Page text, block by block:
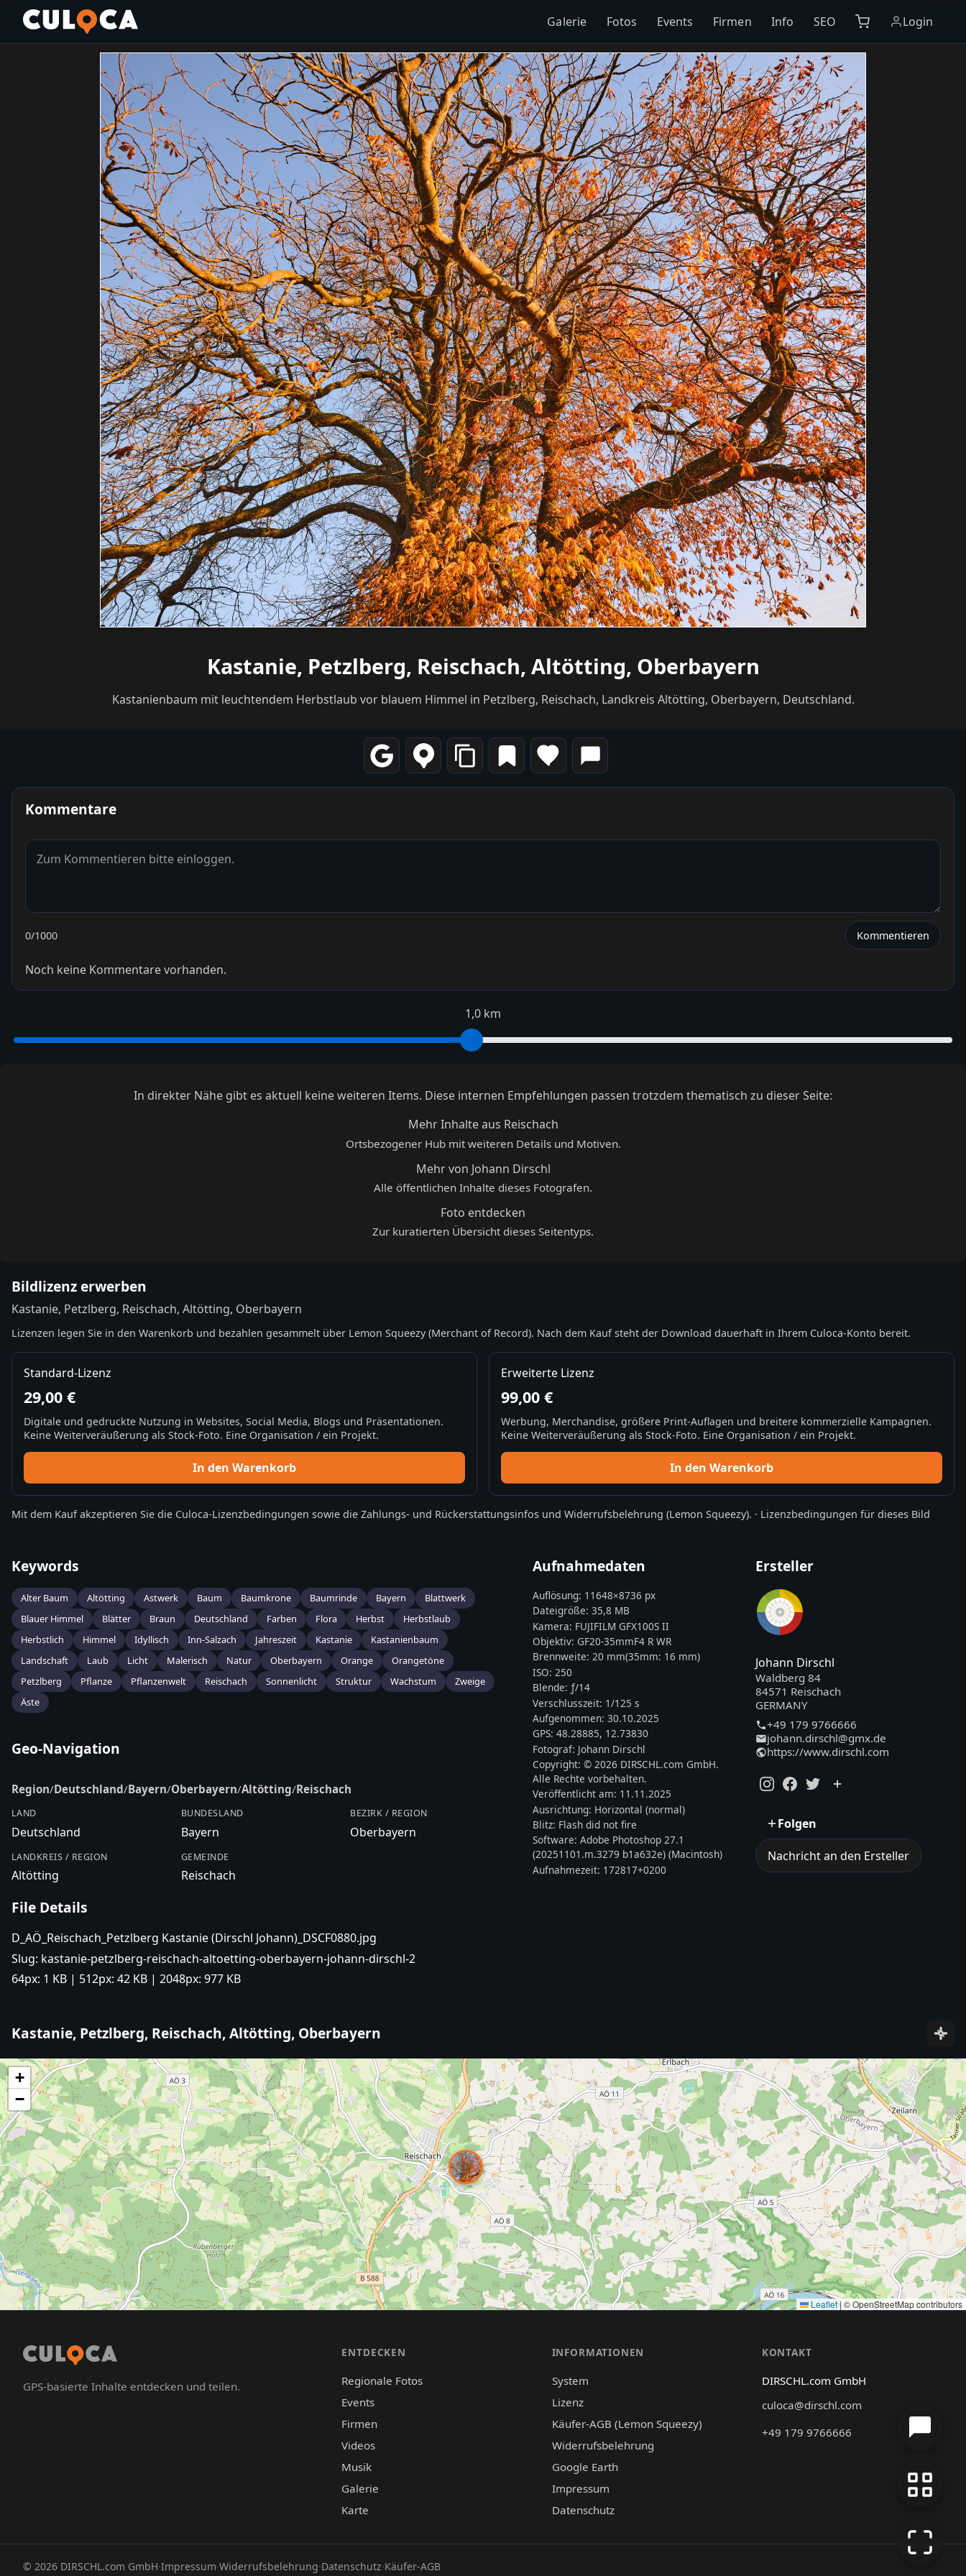
Galerie Fotos Events Firmen Info SEO Login
Kastanie, Petzlberg, Reischach, Altötting, Oberbayern
Kastanienbaum mit leuchtendem Herbstlaub vor blauem Himmel in Petzlberg, Reischach, Landkreis Altötting, Oberbayern, Deutschland.
Kommentare
0/1000 Kommentieren
Noch keine Kommentare vorhanden.
1,0 km
In direkter Nähe gibt es aktuell keine weiteren Items. Diese internen Empfehlungen passen trotzdem thematisch zu dieser Seite:
Mehr Inhalte aus Reischach
Ortsbezogener Hub mit weiteren Details und Motiven.
Mehr von Johann Dirschl
Alle öffentlichen Inhalte dieses Fotografen.
Foto entdecken
Zur kuratierten Übersicht dieses Seitentyps.
Bildlizenz erwerben
Kastanie, Petzlberg, Reischach, Altötting, Oberbayern
Lizenzen legen Sie in den Warenkorb und bezahlen gesammelt über Lemon Squeezy (Merchant of Record). Nach dem Kauf steht der Download dauerhaft in Ihrem Culoca-Konto bereit.
Standard-Lizenz
29,00 €
Digitale und gedruckte Nutzung in Websites, Social Media, Blogs und Präsentationen.
Keine Weiterveräußerung als Stock-Foto. Eine Organisation / ein Projekt.
In den Warenkorb
Erweiterte Lizenz
99,00 €
Werbung, Merchandise, größere Print-Auflagen und breitere kommerzielle Kampagnen.
Keine Weiterveräußerung als Stock-Foto. Eine Organisation / ein Projekt.
In den Warenkorb
Mit dem Kauf akzeptieren Sie die Culoca-Lizenzbedingungen sowie die Zahlungs- und Rückerstattungsinfos und Widerrufsbelehrung (Lemon Squeezy). · Lizenzbedingungen für dieses Bild
Keywords
Alter Baum Altötting Astwerk Baum Baumkrone Baumrinde Bayern
Blattwerk
Blauer Himmel
Blätter Braun Deutschland Farben Flora Herbst
Herbstlaub
Herbstlich
Himmel Idyllisch Inn-Salzach Jahreszeit Kastanie
Kastanienbaum
Landschaft
Laub Licht Malerisch Natur Oberbayern Orange
Orangetöne
Petzlberg
Pflanze Pflanzenwelt Reischach Sonnenlicht Struktur Wachstum
Zweige
Äste
Geo-Navigation
Region/Deutschland/Bayern/Oberbayern/Altötting/Reischach
LAND
Deutschland
BUNDESLAND
Bayern
BEZIRK / REGION
Oberbayern
LANDKREIS / REGION
Altötting
GEMEINDE
Reischach
File Details
D_AÖ_Reischach_Petzlberg Kastanie (Dirschl Johann)_DSCF0880.jpg
Slug: kastanie-petzlberg-reischach-altoetting-oberbayern-johann-dirschl-2
64px: 1 KB | 512px: 42 KB | 2048px: 977 KB
Aufnahmedaten
Auflösung: 11648×8736 px
Dateigröße:35,8 MB
Kamera: FUJIFILM GFX100S II
Objektiv:GF20-35mmF4 R WR
Brennweite:20 mm(35mm: 16 mm)
ISO:250
Blende: ƒ/14
Verschlusszeit: 1/125 s
Aufgenommen:30.10.2025
GPS:48.28885, 12.73830
Fotograf: Johann Dirschl
Copyright:© 2026 DIRSCHL.com GmbH.
Alle Rechte vorbehalten.
Veröffentlicht am: 11.11.2025
Ausrichtung: Horizontal (normal)
Blitz: Flash did not fire
Software:Adobe Photoshop 27.1
(20251101.m.3279 b1a632e) (Macintosh)
Aufnahmezeit: 172817+0200
Ersteller
Johann Dirschl
Waldberg 84
84571 Reischach
GERMANY
+49 179 9766666
johann.dirschl@gmx.de
https://www.dirschl.com
Folgen
Nachricht an den Ersteller
Kastanie, Petzlberg, Reischach, Altötting, Oberbayern
+
−
Leaflet |© OpenStreetMap contributors
GPS-basierte Inhalte entdecken und teilen.
ENTDECKEN
Regionale Fotos
Events
Firmen
Videos
Musik
Galerie
Karte
INFORMATIONEN
System
Lizenz
Käufer-AGB (Lemon Squeezy)
Widerrufsbelehrung
Google Earth
Impressum
Datenschutz
KONTAKT
DIRSCHL.com GmbH
culoca@dirschl.com
+49 179 9766666
© 2026 DIRSCHL.com GmbH·Impressum·Widerrufsbelehrung·Datenschutz·Käufer-AGB